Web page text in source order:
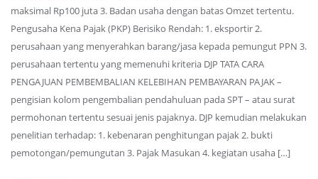
maksimal Rp100 juta 3. Badan usaha dengan batas Omzet tertentu.
Pengusaha Kena Pajak (PKP) Berisiko Rendah: 1. eksportir 2.
perusahaan yang menyerahkan barang/jasa kepada pemungut PPN 3.
perusahaan tertentu yang memenuhi kriteria DJP TATA CARA
PENGAJUAN PEMBEMBALIAN KELEBIHAN PEMBAYARAN PAJAK –
pengisian kolom pengembalian pendahuluan pada SPT – atau surat
permohonan tertentu sesuai jenis pajaknya. DJP kemudian melakukan
penelitian terhadap: 1. kebenaran penghitungan pajak 2. bukti
pemotongan/pemungutan 3. Pajak Masukan 4. kegiatan usaha […]